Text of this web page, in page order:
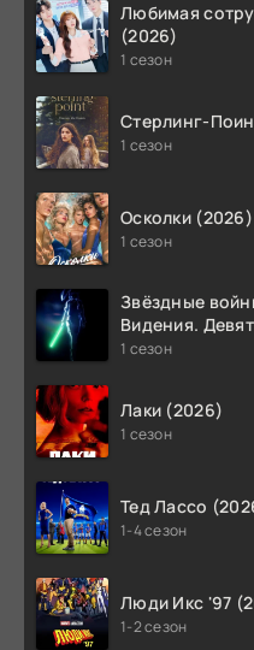
Любимая
(2026)
1 сезон
Стерлинг-
1 сезон
Осколки (2026)
1 сезон
Звёздные
Видения.
(2026)
1 сезон
Лаки (2026)
1 сезон
Тед Лассо
1-4 сезон
Люди Икс '97
1-2 сезон